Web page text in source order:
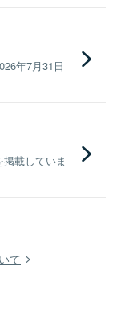
年7月31日
載していま
て